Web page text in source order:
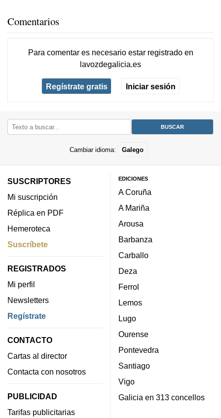
Comentarios
Para comentar es necesario estar registradoen
lavozdegalicia.es
Regístrate gratis Iniciar sesión
Cambiar idioma: Galego
SUSCRIPTORES
Mi suscripción
Réplica en PDF
Hemeroteca
Suscríbete
REGISTRADOS
Mi perfil
Newsletters
Regístrate
CONTACTO
Cartas al director
Contacta con nosotros
PUBLICIDAD
Tarifas publicitarias
EDICIONES
A Coruña
A Mariña
Arousa
Barbanza
Carballo
Deza
Ferrol
Lemos
Lugo
Ourense
Pontevedra
Santiago
Vigo
Galicia en 313 concellos